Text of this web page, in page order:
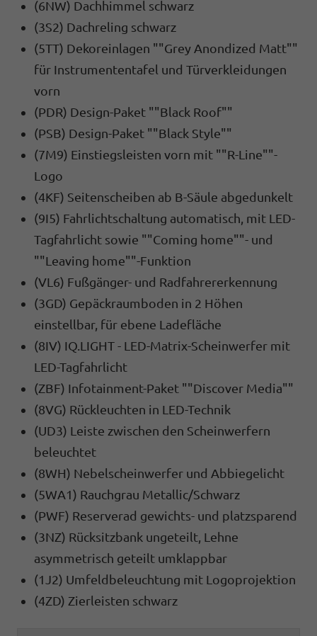
(6NW) Dachhimmel schwarz
(3S2) Dachreling schwarz
(5TT) Dekoreinlagen ""Grey Anondized Matt""
für Instrumententafel und Türverkleidungen
vorn
(PDR) Design-Paket ""Black Roof""
(PSB) Design-Paket ""Black Style""
(7M9) Einstiegsleisten vorn mit ""R-Line""-
Logo
(4KF) Seitenscheiben ab B-Säule abgedunkelt
(9I5) Fahrlichtschaltung automatisch, mit LED-
Tagfahrlicht sowie ""Coming home""- und
""Leaving home""-Funktion
(VL6) Fußgänger- und Radfahrererkennung
(3GD) Gepäckraumboden in 2 Höhen
einstellbar, für ebene Ladefläche
(8IV) IQ.LIGHT - LED-Matrix-Scheinwerfer mit
LED-Tagfahrlicht
(ZBF) Infotainment-Paket ""Discover Media""
(8VG) Rückleuchten in LED-Technik
(UD3) Leiste zwischen den Scheinwerfern
beleuchtet
(8WH) Nebelscheinwerfer und Abbiegelicht
(5WA1) Rauchgrau Metallic/Schwarz
(PWF) Reserverad gewichts- und platzsparend
(3NZ) Rücksitzbank ungeteilt, Lehne
asymmetrisch geteilt umklappbar
(1J2) Umfeldbeleuchtung mit Logoprojektion
(4ZD) Zierleisten schwarz